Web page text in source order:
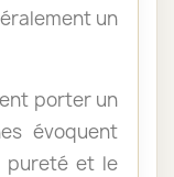
un
porter un
évoquent
pureté et le